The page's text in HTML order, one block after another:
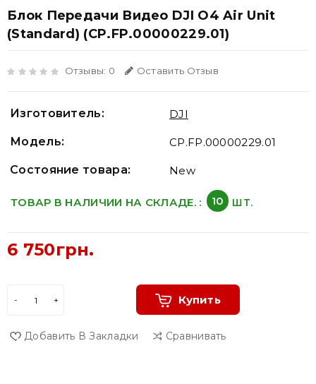
Блок Передачи Видео DJI O4 Air Unit
(Standard) (CP.FP.00000229.01)
Отзывы: 0 Оставить Отзыв
Изготовитель: DJI
Модель: CP.FP.00000229.01
Состояние товара: New
ТОВАР В НАЛИЧИИ НА СКЛАДЕ. : 10 ШТ.
6 750грн.
Купить
Добавить В Закладки Сравнивать